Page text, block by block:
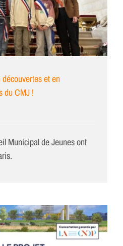
et en
du CMJ !
Municipal de Jeunes ont